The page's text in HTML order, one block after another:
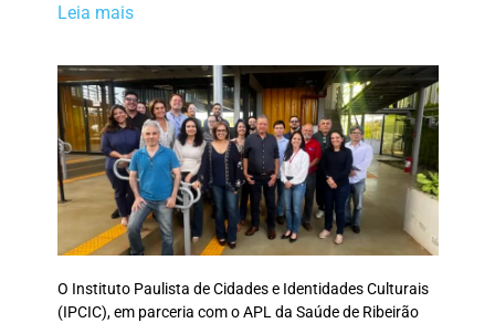
Leia mais
O Instituto Paulista de Cidades e Identidades Culturais
(IPCIC), em parceria com o APL da Saúde de Ribeirão